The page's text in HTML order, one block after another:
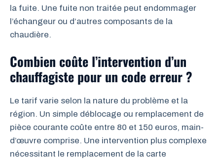
la fuite. Une fuite non traitée peut endommager
l’échangeur ou d’autres composants de la
chaudière.
Combien coûte l’intervention d’un
chauffagiste pour un code erreur ?
Le tarif varie selon la nature du problème et la
région. Un simple déblocage ou remplacement de
pièce courante coûte entre 80 et 150 euros, main-
d’œuvre comprise. Une intervention plus complexe
nécessitant le remplacement de la carte